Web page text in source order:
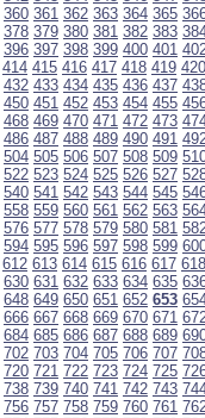
360 361 362 363 364 365
378 379 380 381 382 383
396 397 398 399 400 401
414 415 416 417 418 419 420
432 433 434 435 436 437
450 451 452 453 454 455
468 469 470 471 472 473
486 487 488 489 490 491
504 505 506 507 508 509
522 523 524 525 526 527
540 541 542 543 544 545
558 559 560 561 562 563
576 577 578 579 580 581
594 595 596 597 598 599
612 613 614 615 616 617 618
630 631 632 633 634 635
648 649 650 651 652 653
666 667 668 669 670 671
684 685 686 687 688 689
702 703 704 705 706 707
720 721 722 723 724 725
738 739 740 741 742 743
756 757 758 759 760 761